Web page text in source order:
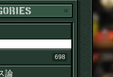
カテゴリー
698
論